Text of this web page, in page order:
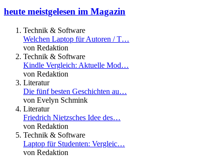
heute meistgelesen im Magazin
Technik & Software
Welchen Laptop für Autoren / T…
von Redaktion
Technik & Software
Kindle Vergleich: Aktuelle Mod…
von Redaktion
Literatur
Die fünf besten Geschichten au…
von Evelyn Schmink
Literatur
Friedrich Nietzsches Idee des…
von Redaktion
Technik & Software
Laptop für Studenten: Vergleic…
von Redaktion